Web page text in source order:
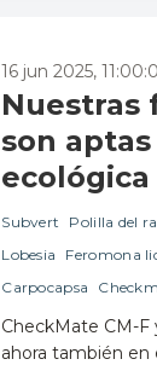
16 jun 2025,
Nuestras
son
ecológica
Subvert Polilla del
Lobesia
Feromona
Carpocapsa
CheckMate CM-F
ahora también en